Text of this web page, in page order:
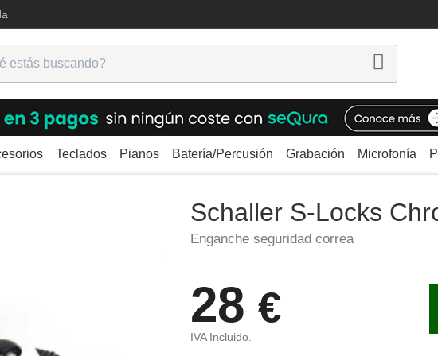
Teclados Pianos Batería/Percusión Grabación Microfonía
guitarra Schaller S-Locks Chrome Black
Schaller S-Locks
Enganche seguridad correa
28 €
IVA Incluido.